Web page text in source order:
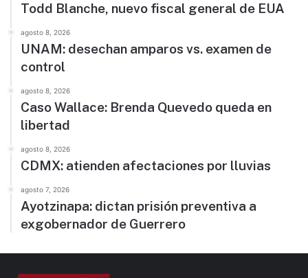
Todd Blanche, nuevo fiscal general de EUA
agosto 8, 2026
UNAM: desechan amparos vs. examen de
control
agosto 8, 2026
Caso Wallace: Brenda Quevedo queda en
libertad
agosto 8, 2026
CDMX: atienden afectaciones por lluvias
agosto 7, 2026
Ayotzinapa: dictan prisión preventiva a
exgobernador de Guerrero